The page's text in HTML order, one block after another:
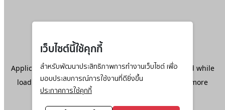
เว็บไซต์นี้ใช้คุกกี้
สำหรับพัฒนาประสิทธิภาพการทำงานเว็บไซต์ เพื่อ
มอบประสบการณ์การใช้งานที่ดียิ่งขึ้น
ประกาศการใช้คุกกี้
Application error: aclient-side exception has occurred while
loadingwww.ktc.co.th(see the browser console
for more
information).